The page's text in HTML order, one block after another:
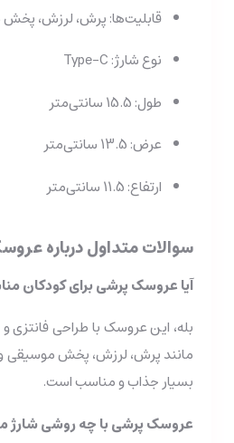
قابلیت‌ها: پرش، لرزش،
نوع شارژ: Type-C
طول: 15.5 سانتی‌متر
عرض: 13.5 سانتی‌متر
ارتفاع: 11.5 سانتی‌متر
سوالات متداول درباره
آیا عروسک پرشی برای کودکان
بله، این عروسک با طراحی فانتزی
مانند پرش، لرزش، پخش موسیقی
بسیار جذاب و مناسب است.
عروسک پرشی با چه روشی شارژ